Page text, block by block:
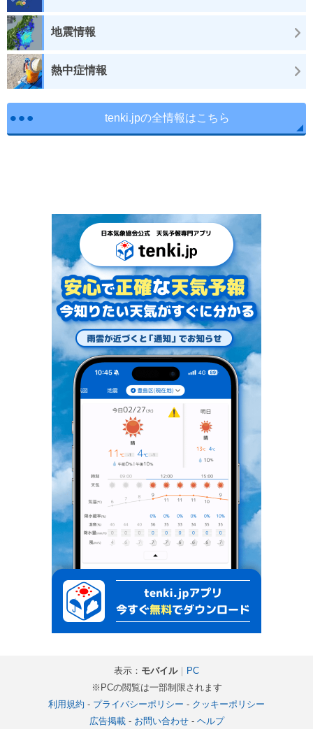
地震情報
熱中症情報
tenki.jpの全情報はこちら
表示： モバイル｜ PC
※PCの閲覧は一部制限されます
利用規約 - プライバシーポリシー - クッキーポリシー
広告掲載- お問い合わせ- ヘルプ